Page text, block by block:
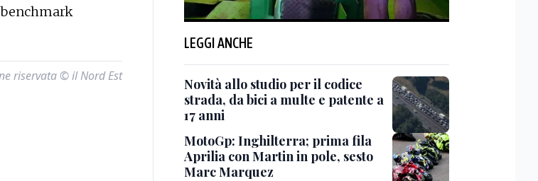
benchmark
riservata © il Nord Est
LEGGI ANCHE
Novità allo studio per il codice
strada, da bici a multe e patente a
17 anni
MotoGp: Inghilterra; prima fila
Aprilia con Martin in pole, sesto
Marc Marquez